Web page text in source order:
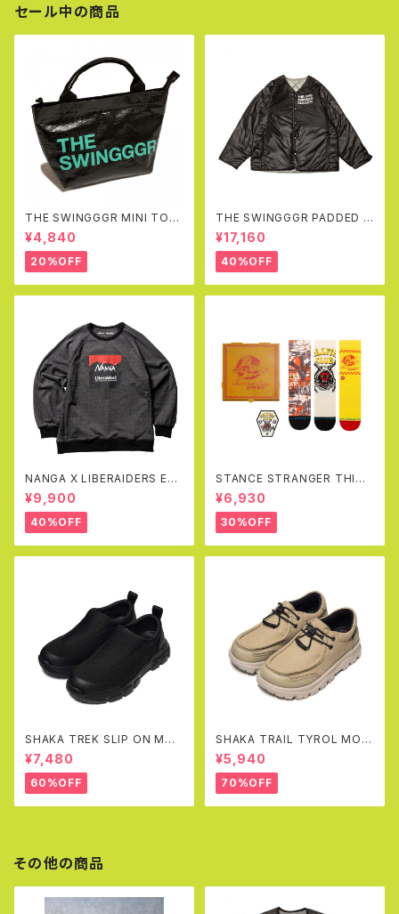
セール中の商品
THE SWINGGGR MINI TOT
EBAG, BLACK
¥4,840
20%OFF
THE SWINGGGR PADDED R
EVERSIBLE JK (BLACK&GR
AY)
¥17,160
40%OFF
NANGA X LIBERAIDERS EC
O HYBRID SWEAT SHIRT(B
LACK)
¥9,900
40%OFF
STANCE STRANGER THING
S X STANCE CREW SOCKS
BOX SET
¥6,930
30%OFF
SHAKA TREK SLIP ON MOC
AT
¥7,480
60%OFF
SHAKA TRAIL TYROL MOC
EX(SAND)
¥5,940
70%OFF
その他の商品